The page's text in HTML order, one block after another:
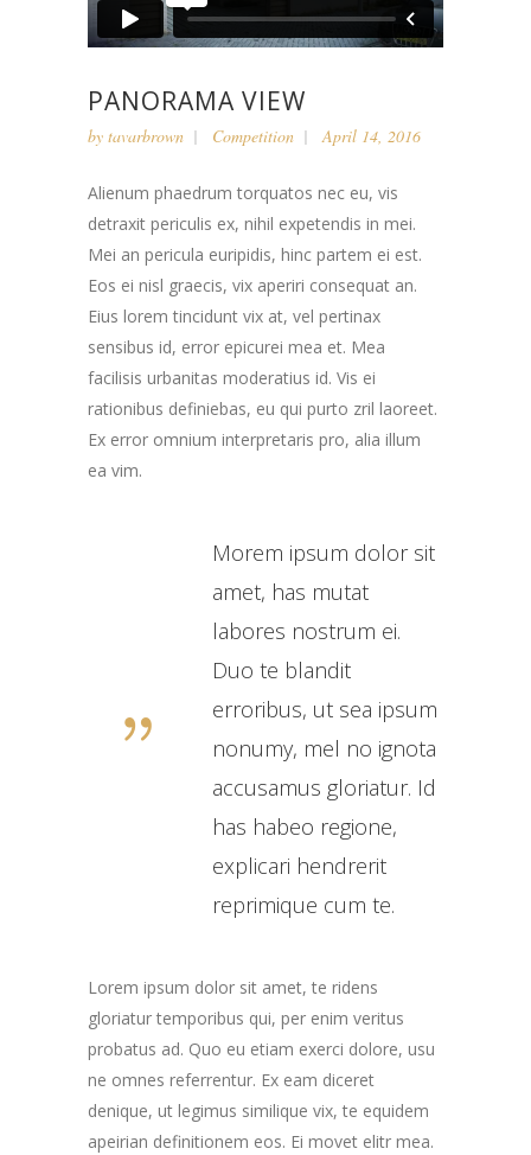
PANORAMA VIEW
by tavarbrown Competition April 14, 2016
Alienum phaedrum torquatos nec eu, vis
detraxit periculis ex, nihil expetendis in mei.
Mei an pericula euripidis, hinc partem ei est.
Eos ei nisl graecis, vix aperiri consequat an.
Eius lorem tincidunt vix at, vel pertinax
sensibus id, error epicurei mea et. Mea
facilisis urbanitas moderatius id. Vis ei
rationibus definiebas, eu qui purto zril laoreet.
Ex error omnium interpretaris pro, alia illum
ea vim.
Morem ipsum dolor sit
amet, has mutat
labores nostrum ei.
Duo te blandit
erroribus, ut sea ipsum
nonumy, mel no ignota
accusamus gloriatur. Id
has habeo regione,
explicari hendrerit
reprimique cum te.
Lorem ipsum dolor sit amet, te ridens
gloriatur temporibus qui, per enim veritus
probatus ad. Quo eu etiam exerci dolore, usu
ne omnes referrentur. Ex eam diceret
denique, ut legimus similique vix, te equidem
apeirian definitionem eos. Ei movet elitr mea.